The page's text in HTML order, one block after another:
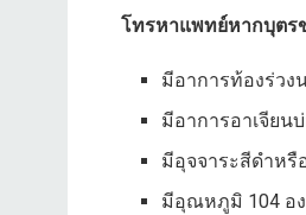
โทรหาแพทย์หากบุต
มีอาการท้องร่วง
มีอาการอาเจียน
มีอุจจาระสีดำหรื
มีอุณหภูมิ 104 อง